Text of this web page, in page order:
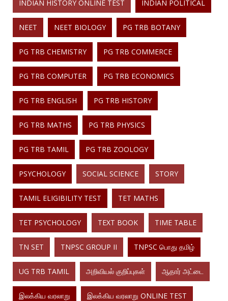
INDIAN HISTORY ONLINE TEST INDIAN POLITICAL
NEET NEET BIOLOGY PG TRB BOTANY
PG TRB CHEMISTRY PG TRB COMMERCE
PG TRB COMPUTER PG TRB ECONOMICS
PG TRB ENGLISH PG TRB HISTORY
PG TRB MATHS PG TRB PHYSICS
PG TRB TAMIL PG TRB ZOOLOGY
PSYCHOLOGY SOCIAL SCIENCE STORY
TAMIL ELIGIBILITY TEST TET MATHS
TET PSYCHOLOGY TEXT BOOK TIME TABLE
TN SET TNPSC GROUP II TNPSC பொது தமிழ்
UG TRB TAMIL அறிவியல் குறிப்புகள் ஆதார் அட்டை
இலக்கிய வரலாறு இலக்கிய வரலாறு ONLINE TEST